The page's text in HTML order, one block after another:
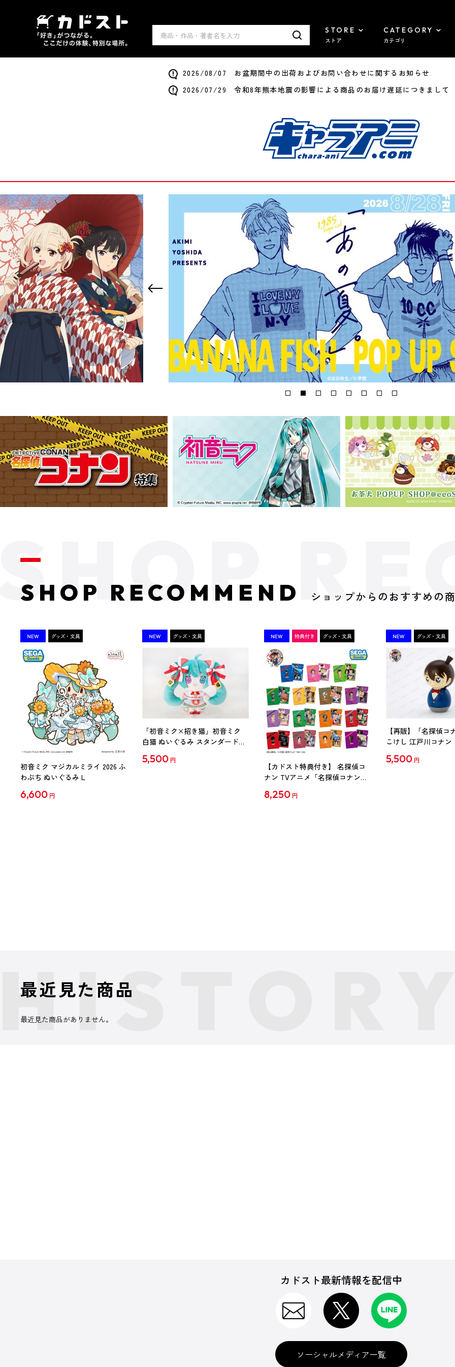
STORE
ストア
CATEGORY
カテゴリ
2026/08/07 お盆期間中の出荷およびお問い合わせに関するお知らせ
2026/07/29 令和8年熊本地震の影響による商品のお届け遅延につきまして
SHOP RECOMMEND ショップからのおすすめの
初音ミク マジカルミライ 2026 ふ
わぷち ぬいぐるみ L
6,600 円
「初音ミク×招き猫」初音ミク
白猫 ぬいぐるみ スタンダード
5,500 円
【カドスト特典付き】 名探偵コ
ナン TVアニメ「名探偵コナン」
【1BOX】
8,250 円
【再販】「名探偵コ
こけし 江戸川コナン
5,500 円
最近見た商品
最近見た商品がありません。
カドスト最新情報を配信中
ソーシャルメディア一覧